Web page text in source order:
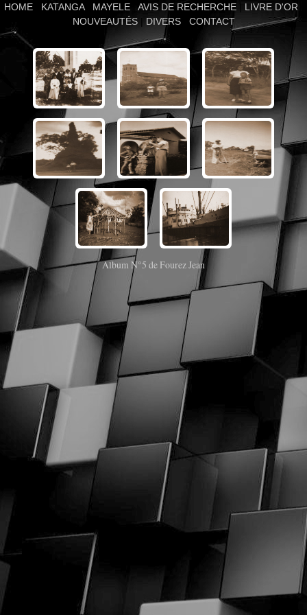
HOME KATANGA| MAYELE| AVIS DE RECHERCHE| LIVRE D'OR
NOUVEAUTÉS| DIVERS| CONTACT
Album N°5 de Fourez Jean